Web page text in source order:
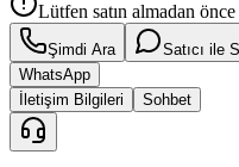
Lütfen satın almadan
Şimdi Ara Satıcı ile
WhatsApp
İletişim Bilgileri
Sohbet